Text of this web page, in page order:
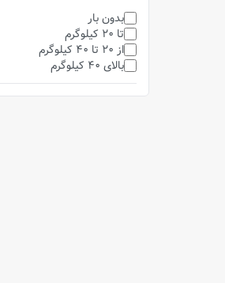
بدون بار
تا 20 کیلوگرم
از 20 تا 40 کیلوگرم
بالای 40 کیلوگرم